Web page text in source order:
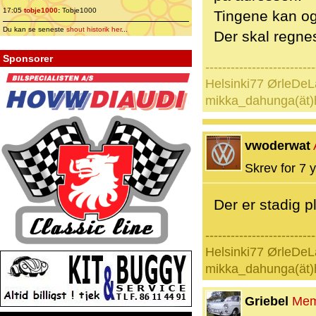
17:05tobje1000: Tobje1000
Du kan se senesteshout historik her...
Sponsorer
Tingene kan
Der skal
Helsinki77
vwoderwat
Skrev for 7
Der er stadig
Helsinki77
Griebel